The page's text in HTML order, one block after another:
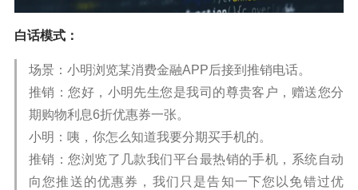
白话模式：
场景：小明浏览某消费金融APP后接到推销电话。
推销：您好，小明先生您是我司的尊贵客户，赠送您分
期购物利息6折优惠券一张。
小明：咦，你怎么知道我要分期买手机的。
推销：您浏览了几款我们平台最热销的手机，系统自动
向您推送的优惠券，我们只是告知一下您以免错过优